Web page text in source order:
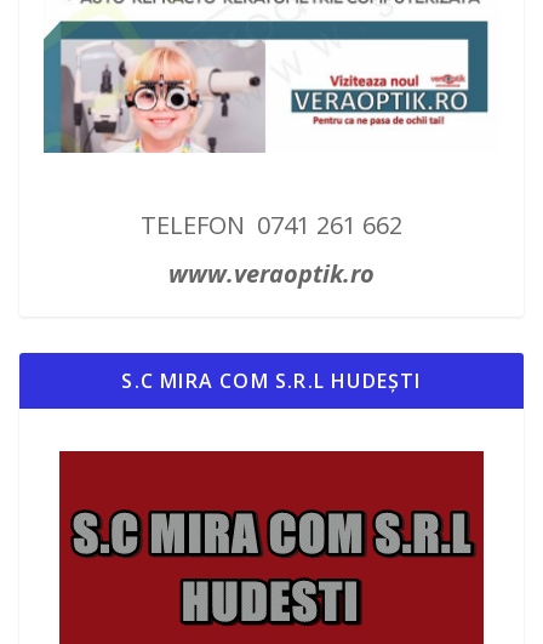
TELEFON 0741 261 662
www.veraoptik.ro
S.C MIRA COM S.R.L HUDEȘTI